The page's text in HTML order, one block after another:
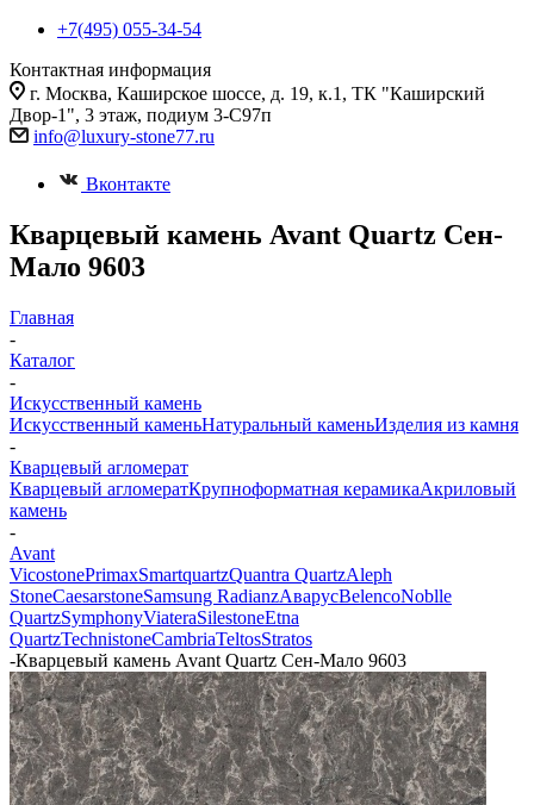
+7(495) 055-34-54
Контактная информация
г. Москва, Каширское шоссе, д. 19, к.1, ТК "Каширский
Двор-1", 3 этаж, подиум 3-С97п
info@luxury-stone77.ru
Вконтакте
Кварцевый камень Avant Quartz Сен-
Мало 9603
Главная
-
Каталог
-
Искусственный камень
Искусственный каменьНатуральный каменьИзделия из камня
-
Кварцевый агломерат
Кварцевый агломератКрупноформатная керамикаАкриловый
камень
-
Avant
VicostonePrimaxSmartquartzQuantra QuartzAleph
StoneCaesarstoneSamsung RadianzАварусBelencoNoblle
QuartzSymphonyViateraSilestoneEtna
QuartzTechnistoneCambriaTeltosStratos
-Кварцевый камень Avant Quartz Сен-Мало 9603